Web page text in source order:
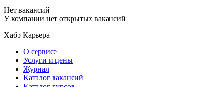
Нет вакансий
У компании нет открытых вакансий
Хабр Карьера
О сервисе
Услуги и цены
Журнал
Каталог вакансий